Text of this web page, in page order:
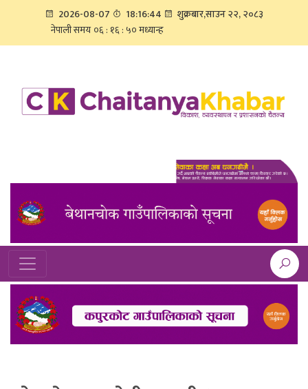
2026-08-07 18:16:44 शुक्रबार,साउन २२, २०८३